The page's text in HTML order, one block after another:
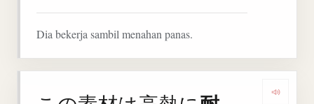
Dia bekerja sambil menahan panas.